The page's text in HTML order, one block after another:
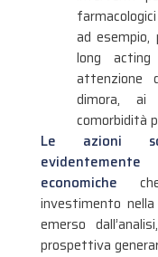
ad esempio,
long
attenzione
dimora, ai
comorbidità
Le azioni
economiche
investimento
emerso
prospettiva